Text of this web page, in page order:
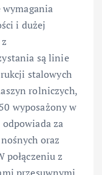
wymagania
i dużej
są linie
stalowych
rolniczych,
wyposażony w
za
oraz
połączeniu z